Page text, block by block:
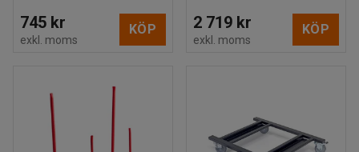
745 kr
exkl. moms
KÖP 2 719 kr
exkl. moms
KÖP